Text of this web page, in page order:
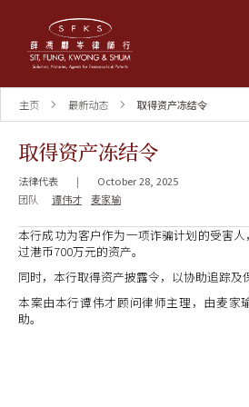
主页 最新动态 取得资产冻结令
取得资产冻结令
法律代表 |
October 28, 2025
团队
谭伟才 麦家瑜
本行成功为客户作为一项诈骗计划的受害
过港币700万元的资产。
同时，本行取得资产披露令，以协助追踪及
本案由本行谭伟才顾问律师主理，由麦家
助。